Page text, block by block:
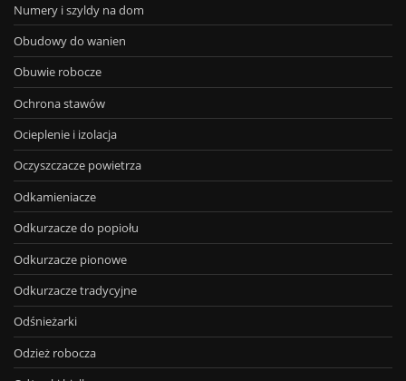
Numery i szyldy na dom
Obudowy do wanien
Obuwie robocze
Ochrona stawów
Ocieplenie i izolacja
Oczyszczacze powietrza
Odkamieniacze
Odkurzacze do popiołu
Odkurzacze pionowe
Odkurzacze tradycyjne
Odśnieżarki
Odzież robocza